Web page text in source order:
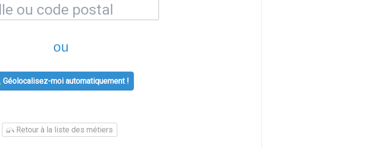
ou
Géolocalisez-moi automatiquement !
Retour à la liste des métiers